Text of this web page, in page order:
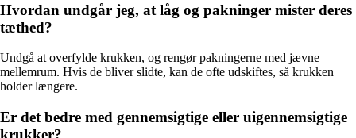
Hvordan undgår jeg, at låg og pakninger mister deres
tæthed?
Undgå at overfylde krukken, og rengør pakningerne med jævne
mellemrum. Hvis de bliver slidte, kan de ofte udskiftes, så krukken
holder længere.
Er det bedre med gennemsigtige eller uigennemsigtige
krukker?